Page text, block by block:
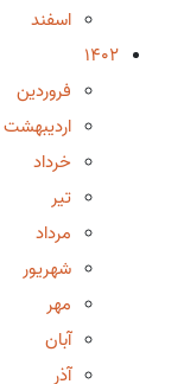
اسفند
1402
فروردین
اردیبهشت
خرداد
تیر
مرداد
شهریور
مهر
آبان
آذر